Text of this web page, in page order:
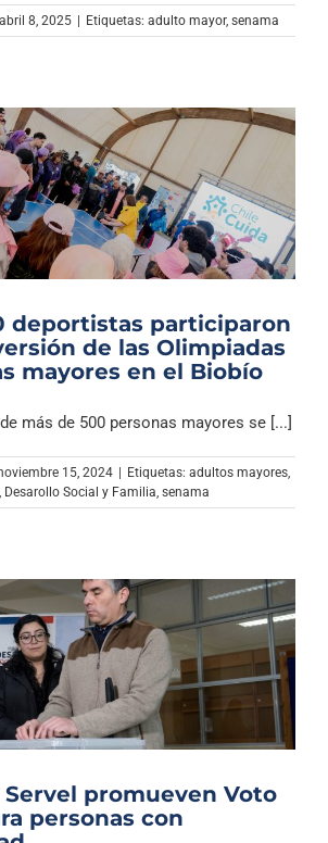
Archivo Sonoro
abril 8, 2025 | Etiquetas: adulto mayor, senama
deportistas participaron
de las Olimpiadas
mayores en el Biobío
más de 500 personas mayores se [...]
15, 2024 | Etiquetas: adultos mayores
Desarollo Social y Familia senama
promueven Voto
personas con